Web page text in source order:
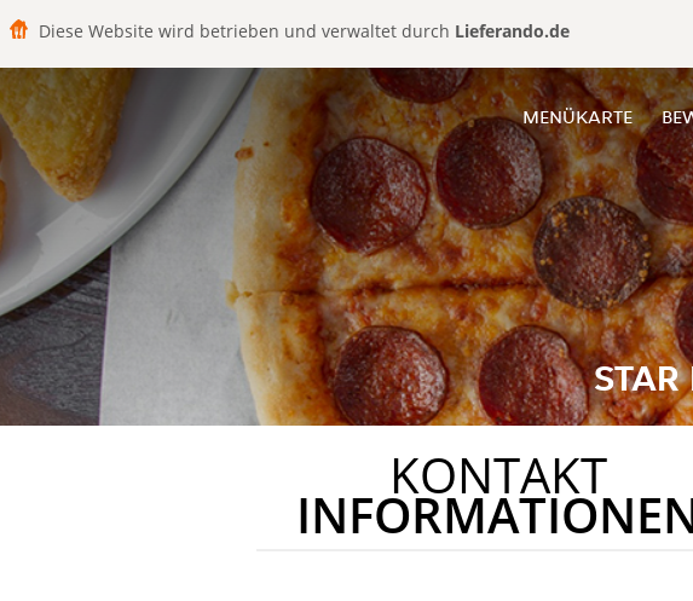
Diese Website wird betrieben und verwaltet durch Lieferando.de
MENÜKARTE
STAR
KONTAKT